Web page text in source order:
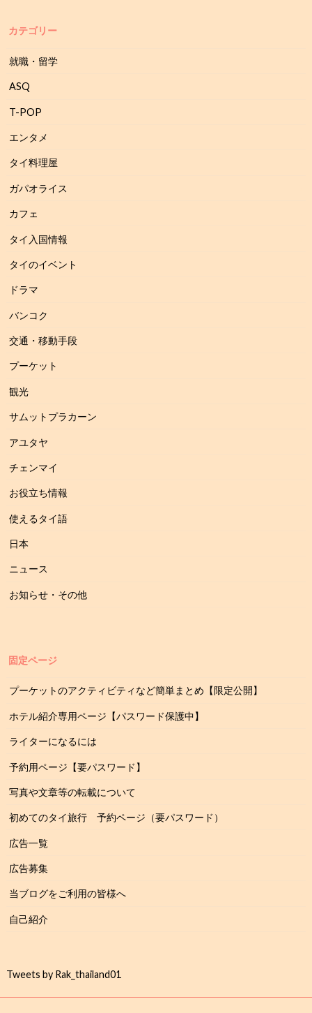
カテゴリー
就職・留学
ASQ
T-POP
エンタメ
タイ料理屋
ガパオライス
カフェ
タイ入国情報
タイのイベント
ドラマ
バンコク
交通・移動手段
プーケット
観光
サムットプラカーン
アユタヤ
チェンマイ
お役立ち情報
使えるタイ語
日本
ニュース
お知らせ・その他
固定ページ
プーケットのアクティビティなど簡単まとめ【限定公開】
ホテル紹介専用ページ【パスワード保護中】
ライターになるには
予約用ページ【要パスワード】
写真や文章等の転載について
初めてのタイ旅行 予約ページ（要パスワード）
広告一覧
広告募集
当ブログをご利用の皆様へ
自己紹介
Tweets by Rak_thailand01